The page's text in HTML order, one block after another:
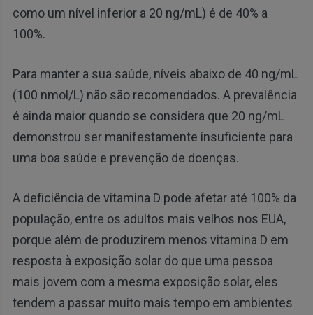
como um nível inferior a 20 ng/mL) é de 40% a
100%.
Para manter a sua saúde, níveis abaixo de 40 ng/mL
(100 nmol/L) não são recomendados. A prevalência
é ainda maior quando se considera que 20 ng/mL
demonstrou ser manifestamente insuficiente para
uma boa saúde e prevenção de doenças.
A deficiência de vitamina D pode afetar até 100% da
população, entre os adultos mais velhos nos EUA,
porque além de produzirem menos vitamina D em
resposta à exposição solar do que uma pessoa
mais jovem com a mesma exposição solar, eles
tendem a passar muito mais tempo em ambientes